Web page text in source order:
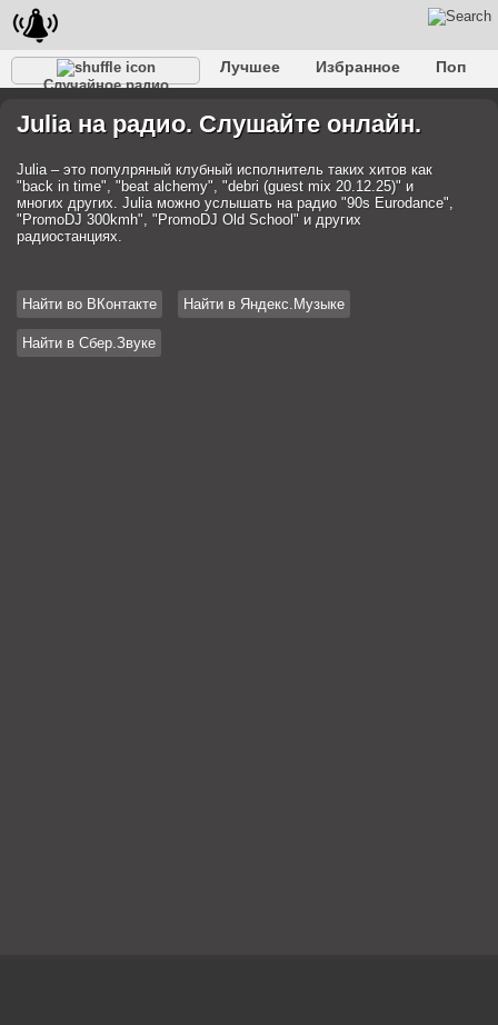
Случайное радио
Лучшее Избранное
Поп
Разговорное
Рэп Транс Дип-хаус
Фолк
Julia на радио. Слушайте онлайн.
Julia – это популряный клубный исполнитель таких хитов как
"back in time", "beat alchemy", "debri (guest mix 20.12.25)" и
многих других. Julia можно услышать на радио "90s Eurodance",
"PromoDJ 300kmh", "PromoDJ Old School" и других
радиостанциях.
Найти во ВКонтакте Найти в Яндекс.Музыке
Найти в Сбер.Звуке